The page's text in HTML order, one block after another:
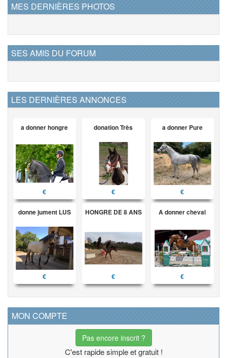
MES DERNIÈRES PHOTOS
SES AMIS DU FORUM
LES DERNIÈRES ANNONCES
a donner hongre
€
donation Très
€
a donner Pure
€
donne jument LUS
€
HONGRE DE 8 ANS
€
A donner cheval
€
MON COMPTE
Pas encore inscrit ?
C'est rapide simple et gratuit !